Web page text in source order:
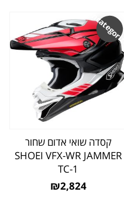
Uncategorized
קסדה שואי אדום שחור
SHOEI VFX-WR JAMMER
TC-1
₪2,824